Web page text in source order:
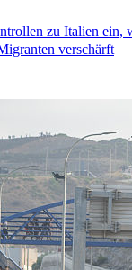
zu Italien ein,
verschärft